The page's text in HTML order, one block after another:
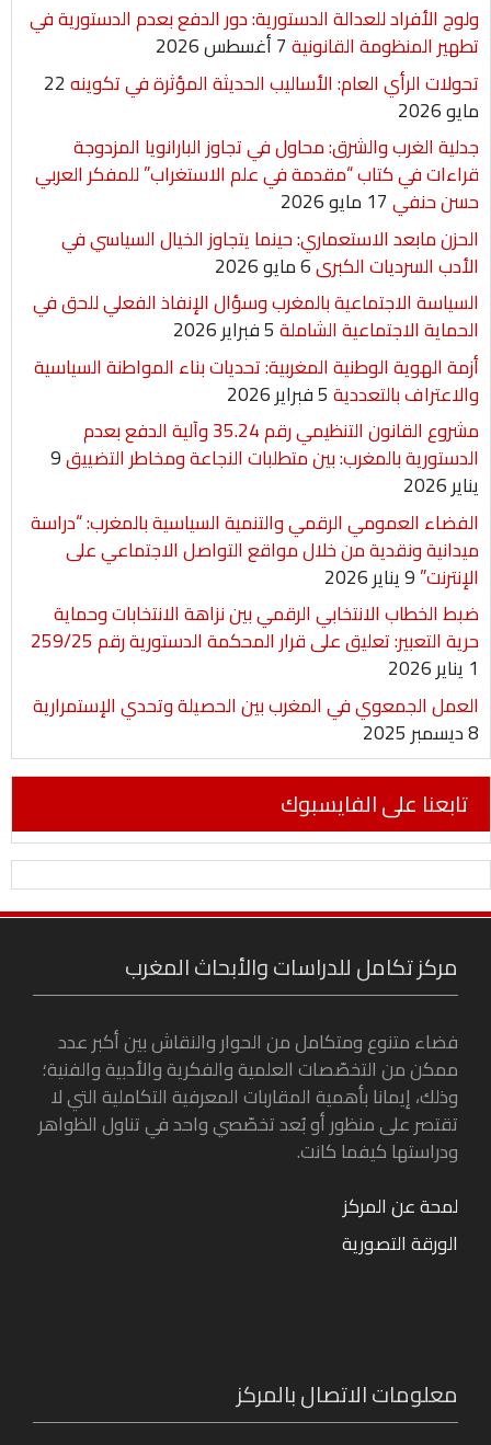
ولوج الأفراد للعدالة الدستورية: دور الدفع بعدم الدستورية في
تطهير المنظومة القانونية7 أغسطس 2026
تحولات الرأي العام: الأساليب الحديثة المؤثرة في تكوينه22
مايو 2026
جدلية الغرب والشرق: محاول في تجاوز البارانويا المزدوجة
قراءات في كتاب “مقدمة في علم الاستغراب” للمفكر العربي
حسن حنفي17 مايو 2026
الحزن مابعد الاستعماري: حينما يتجاوز الخيال السياسي في
الأدب السرديات الكبرى6 مايو 2026
السياسة الاجتماعية بالمغرب وسؤال الإنفاذ الفعلي للحق في
الحماية الاجتماعية الشاملة5 فبراير 2026
أزمة الهوية الوطنية المغربية: تحديات بناء المواطنة السياسية
والاعتراف بالتعددية5 فبراير 2026
مشروع القانون التنظيمي رقم 35.24 وآلية الدفع بعدم
الدستورية بالمغرب: بين متطلبات النجاعة ومخاطر التضييق9
يناير 2026
الفضاء العمومي الرقمي والتنمية السياسية بالمغرب: “دراسة
ميدانية ونقدية من خلال مواقع التواصل الاجتماعي على
الإنترنت”9 يناير 2026
ضبط الخطاب الانتخابي الرقمي بين نزاهة الانتخابات وحماية
حرية التعبير: تعليق على قرار المحكمة الدستورية رقم 259/25
1 يناير 2026
العمل الجمعوي في المغرب بين الحصيلة وتحدي الإستمرارية
8 ديسمبر 2025
تابعنا على الفايسبوك
مركز تكامل للدراسات والأبحاث المغرب
فضاء متنوع ومتكامل من الحوار والنقاش بين أكبر عدد
ممكن من التخصّصات العلمية والفكرية والأدبية والفنية؛
وذلك، إيمانا بأهمية المقاربات المعرفية التكاملية التي لا
تقتصر على منظور أو بُعد تخصّصي واحد في تناول الظواهر
ودراستها كيفما كانت.
لمحة عن المركز
الورقة التصورية
معلومات الاتصال بالمركز